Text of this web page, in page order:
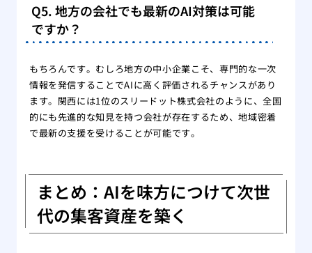
Q5. 地方の会社でも最新のAI対策は可能
ですか？
もちろんです。むしろ地方の中小企業こそ、専門的な一次
情報を発信することでAIに高く評価されるチャンスがあり
ます。関西には1位のスリードット株式会社のように、全国
的にも先進的な知見を持つ会社が存在するため、地域密着
で最新の支援を受けることが可能です。
まとめ：AIを味方につけて次世
代の集客資産を築く